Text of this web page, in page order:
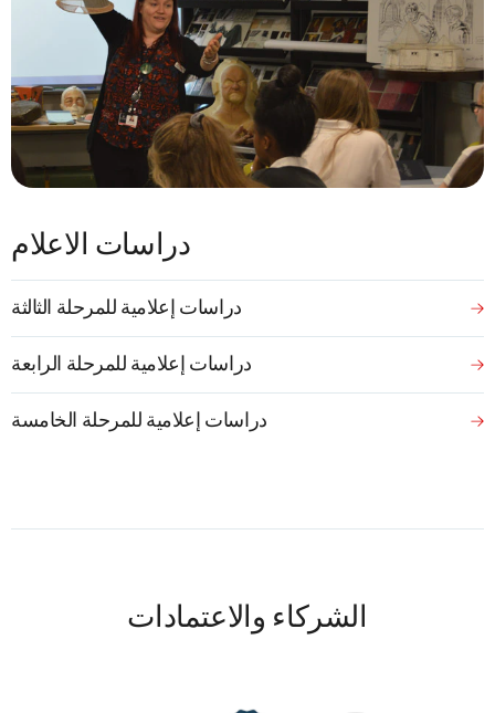
دراسات الاعلام
دراسات إعلامية للمرحلة الثالثة
دراسات إعلامية للمرحلة الرابعة
دراسات إعلامية للمرحلة الخامسة
الشركاء والاعتمادات